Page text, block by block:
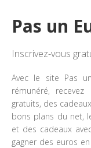
Pas un
Inscrivez-vous
Avec le site Pas
rémunéré,
gratuits, des
bons plans du net,
et des cadeaux
gagner des euros